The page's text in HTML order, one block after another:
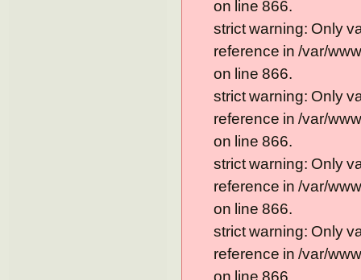
on line 866.
strict warning: Only
reference in /var/
on line 866.
strict warning: Only
reference in /var/
on line 866.
strict warning: Only
reference in /var/
on line 866.
strict warning: Only
reference in /var/